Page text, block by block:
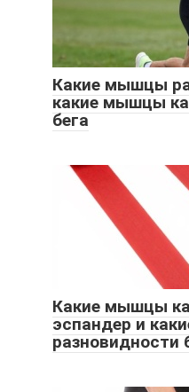
Какие мышцы
какие мышцы
бега
Какие мышцы
эспандер и
разновидности